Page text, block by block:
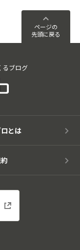
ページの
先頭に戻る
るブログ
とは